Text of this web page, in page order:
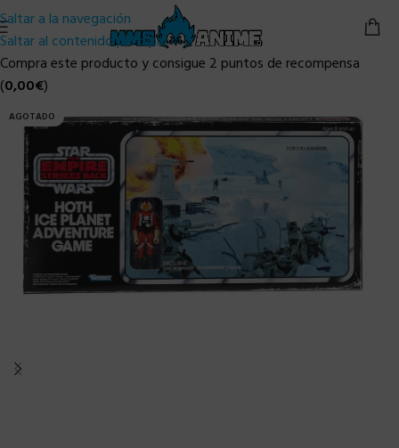
Saltar a la navegación
Saltar al contenido principal
Compra este producto y consigue 2 puntos de recompensa
(0,00€)
AGOTADO